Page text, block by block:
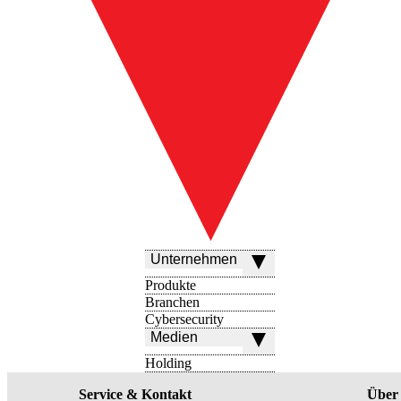
Unternehmen
Produkte
Branchen
Cybersecurity
Medien
Holding
Service & Kontakt Über